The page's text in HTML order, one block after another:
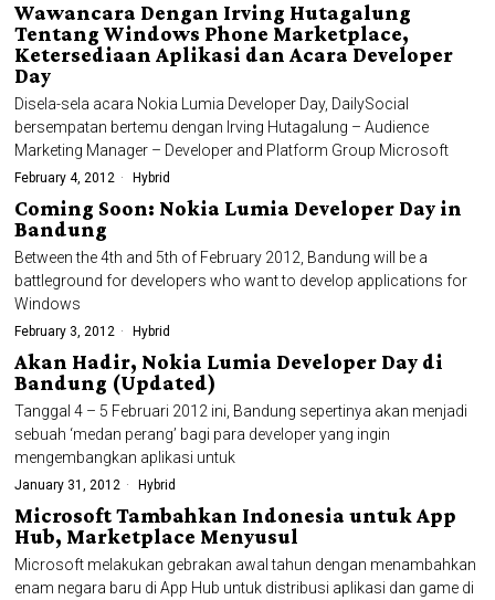
Wawancara Dengan Irving Hutagalung
Tentang Windows Phone Marketplace,
Ketersediaan Aplikasi dan Acara Developer
Day
Disela-sela acara Nokia Lumia Developer Day, DailySocial
bersempatan bertemu dengan Irving Hutagalung – Audience
Marketing Manager – Developer and Platform Group Microsoft
February 4, 2012 Hybrid
Coming Soon: Nokia Lumia Developer Day in
Bandung
Between the 4th and 5th of February 2012, Bandung will be a
battleground for developers who want to develop applications for
Windows
February 3, 2012 Hybrid
Akan Hadir, Nokia Lumia Developer Day di
Bandung (Updated)
Tanggal 4 – 5 Februari 2012 ini, Bandung sepertinya akan menjadi
sebuah ‘medan perang’ bagi para developer yang ingin
mengembangkan aplikasi untuk
January 31, 2012 Hybrid
Microsoft Tambahkan Indonesia untuk App
Hub, Marketplace Menyusul
Microsoft melakukan gebrakan awal tahun dengan menambahkan
enam negara baru di App Hub untuk distribusi aplikasi dan game di